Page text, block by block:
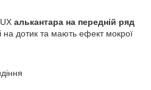
алькантара на передній ряд
на дотик та мають ефект мокрої